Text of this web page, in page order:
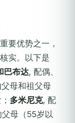
要优势之一，
实。以下是
巴布达, 配偶、
母和祖父母
多米尼克, 配
母（55岁以